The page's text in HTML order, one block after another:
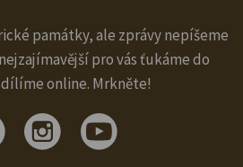
památky, ale zprávy nepíšeme
pro vás ťukáme do
online. Mrkněte!